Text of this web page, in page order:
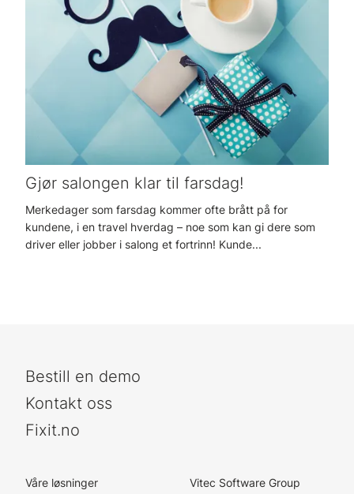
Gjør salongen klar til farsdag!
Merkedager som farsdag kommer ofte brått på for
kundene, i en travel hverdag – noe som kan gi dere som
driver eller jobber i salong et fortrinn! Kunde...
Bestill en demo
Kontakt oss
Fixit.no
Våre løsninger Vitec Software Group